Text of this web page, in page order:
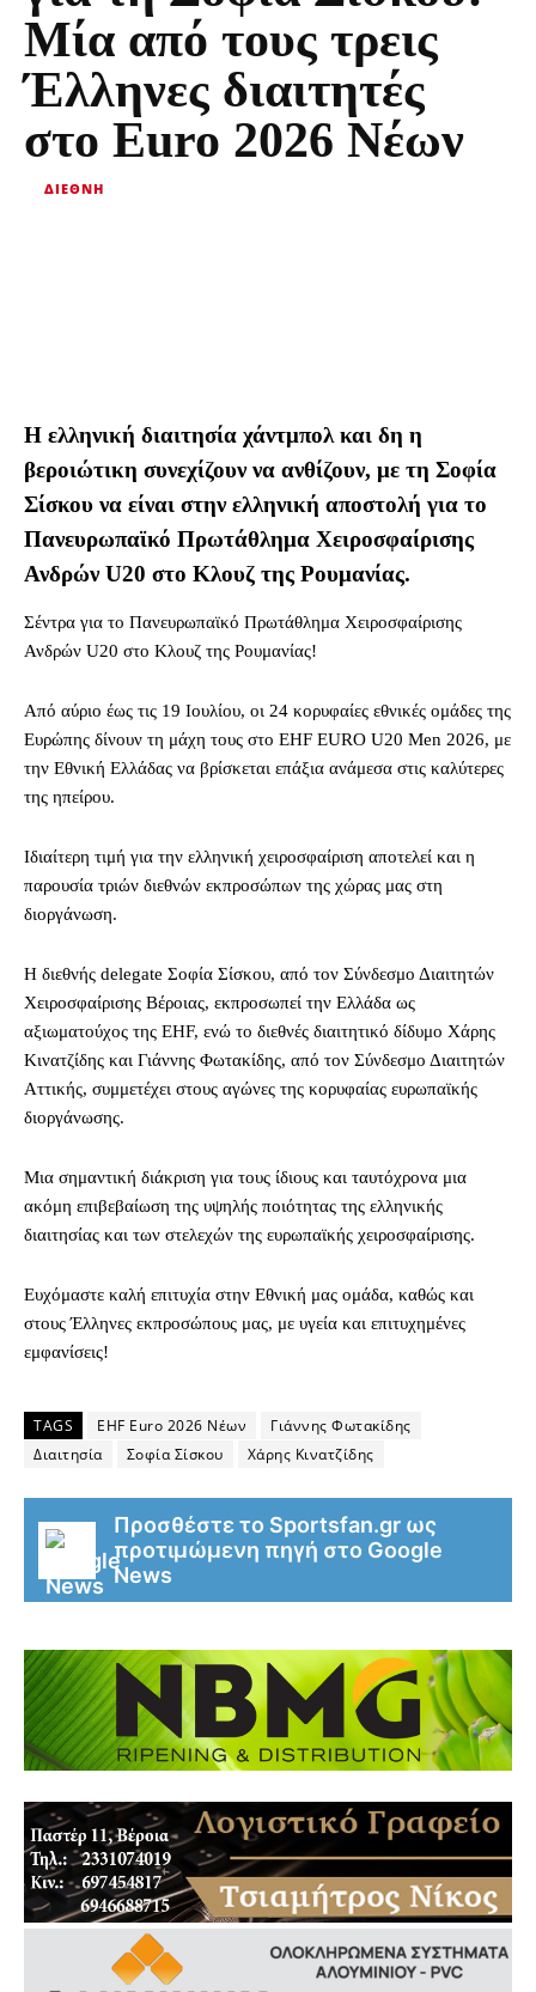
Μία από τους τρεις
Έλληνες διαιτητές
στο Euro 2026 Νέων
ΔΙΕΘΝΉ
Η ελληνική διαιτησία χάντμπολ και δη η
βεροιώτικη συνεχίζουν να ανθίζουν, με τη Σοφία
Σίσκου να είναι στην ελληνική αποστολή για το
Πανευρωπαϊκό Πρωτάθλημα Χειροσφαίρισης
Ανδρών U20 στο Κλουζ της Ρουμανίας.
Σέντρα για το Πανευρωπαϊκό Πρωτάθλημα Χειροσφαίρισης
Ανδρών U20 στο Κλουζ της Ρουμανίας!
Από αύριο έως τις 19 Ιουλίου, οι 24 κορυφαίες εθνικές ομάδες της
Ευρώπης δίνουν τη μάχη τους στο EHF EURO U20 Men 2026, με
την Εθνική Ελλάδας να βρίσκεται επάξια ανάμεσα στις καλύτερες
της ηπείρου.
Ιδιαίτερη τιμή για την ελληνική χειροσφαίριση αποτελεί και η
παρουσία τριών διεθνών εκπροσώπων της χώρας μας στη
διοργάνωση.
Η διεθνής delegate Σοφία Σίσκου, από τον Σύνδεσμο Διαιτητών
Χειροσφαίρισης Βέροιας, εκπροσωπεί την Ελλάδα ως
αξιωματούχος της EHF, ενώ το διεθνές διαιτητικό δίδυμο Χάρης
Κινατζίδης και Γιάννης Φωτακίδης, από τον Σύνδεσμο Διαιτητών
Αττικής, συμμετέχει στους αγώνες της κορυφαίας ευρωπαϊκής
διοργάνωσης.
Μια σημαντική διάκριση για τους ίδιους και ταυτόχρονα μια
ακόμη επιβεβαίωση της υψηλής ποιότητας της ελληνικής
διαιτησίας και των στελεχών της ευρωπαϊκής χειροσφαίρισης.
Ευχόμαστε καλή επιτυχία στην Εθνική μας ομάδα, καθώς και
στους Έλληνες εκπροσώπους μας, με υγεία και επιτυχημένες
εμφανίσεις!
TAGS EHF Euro 2026 Νέων
Γιάννης Φωτακίδης
Διαιτησία
Σοφία Σίσκου Χάρης Κινατζίδης
Προσθέστε το Sportsfan.gr ως
προτιμώμενη πηγή στο Google
News